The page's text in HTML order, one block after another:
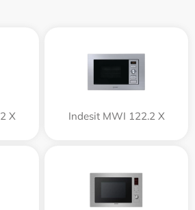
X Indesit MWI 122.2 X